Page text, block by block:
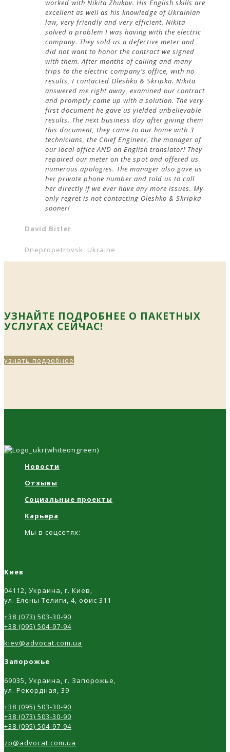
worked with Nikita Zhukov. His English skills are
excellent as well as his knowledge of Ukrainian
law, very friendly and very efficient. Nikita
solved a problem I was having with the electric
company. They sold us a defective meter and
did not want to honor the contract we signed
with them. After months of calling and many
trips to the electric company’s office, with no
results, I contacted Oleshko & Skripka. Nikita
answered me right away, examined our contract
and promptly came up with a solution. The very
first document he gave us yielded unbelievable
results. The next business day after giving them
this document, they came to our home with 3
technicians, the Chief Engineer, the manager of
our local office AND an English translator! They
repaired our meter on the spot and offered us
numerous apologies. The manager also gave us
her private phone number and told us to call
her directly if we ever have any more issues. My
only regret is not contacting Oleshko & Skripka
sooner!
David Bitler
Dnepropetrovsk, Ukraine
УЗНАЙТЕ ПОДРОБНЕЕ О ПАКЕТНЫХ
УСЛУГАХ СЕЙЧАС!
узнать подробнее
Новости
Отзывы
Социальные проекты
Карьера
Мы в соцсетях:
Киев
04112, Украина, г. Киев,
ул. Елены Телиги, 4, офис 311
+38 (073) 503-30-90
+38 (095) 504-97-94
kiev@advocat.com.ua
Запорожье
69035, Украина, г. Запорожье,
ул. Рекордная, 39
+38 (095) 503-30-90
+38 (073) 503-30-90
+38 (095) 504-97-94
zp@advocat.com.ua